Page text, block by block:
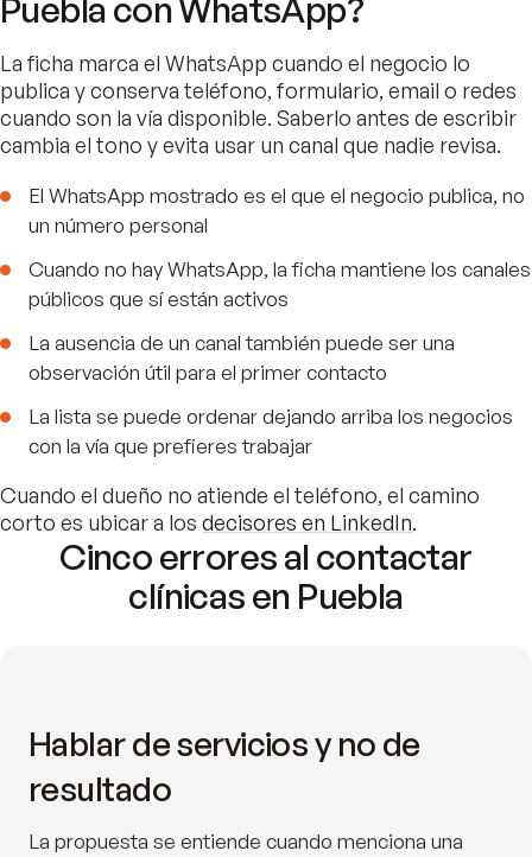
Puebla con WhatsApp?
La ficha marca el WhatsApp cuando el negocio lo
publica y conserva teléfono, formulario, email o redes
cuando son la vía disponible. Saberlo antes de escribir
cambia el tono y evita usar un canal que nadie revisa.
El WhatsApp mostrado es el que el negocio publica, no
un número personal
Cuando no hay WhatsApp, la ficha mantiene los canales
públicos que sí están activos
La ausencia de un canal también puede ser una
observación útil para el primer contacto
La lista se puede ordenar dejando arriba los negocios
con la vía que prefieres trabajar
Cuando el dueño no atiende el teléfono, el camino
corto es ubicar a los decisores en LinkedIn.
Cinco errores al contactar
clínicas en Puebla
Hablar de servicios y no de
resultado
La propuesta se entiende cuando menciona una